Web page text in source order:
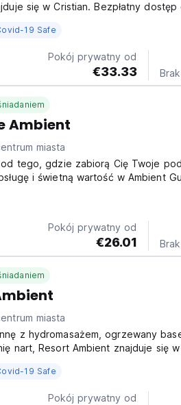
się w Cristian. Bezpłatny
19 Safe
Pokój prywatny od
€33.33
Ambient
miasta
tego, gdzie zabiorą Cię Twoje
i świetną wartość w Ambient
Pokój prywatny od
€26.01
miasta
z hydromasażem, ogrzewany
nart, Resort Ambient znajduje się
19 Safe
Pokój prywatny od